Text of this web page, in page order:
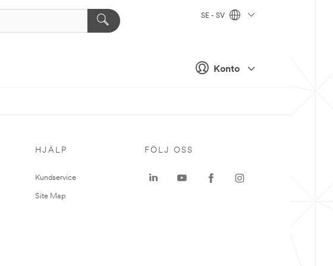
Konto
SE - SV
HJÄLP
Kundservice
Site Map
FÖLJ OSS